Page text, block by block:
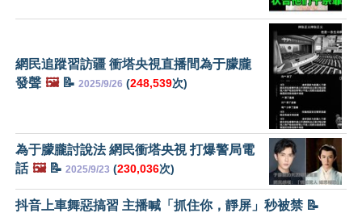
網民追蹤習訪疆 衝塔央視直播間為于朦朧
發聲 🖼️📝 2025/9/26 (248,539次)
為于朦朧討說法 網民衝塔央視 打爆警局電
話 🖼️📝 2025/9/23 (230,036次)
抖音上車舞惡搞習 主播喊「抓住你，靜屏」秒被禁 📝